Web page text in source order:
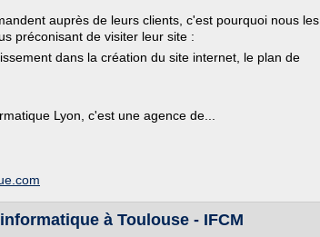
auprès de leurs clients, c'est pourquoi nous les
préconisant de visiter leur site :
dans la création du site internet, le plan de
Lyon, c'est une agence de...
à Toulouse - IFCM